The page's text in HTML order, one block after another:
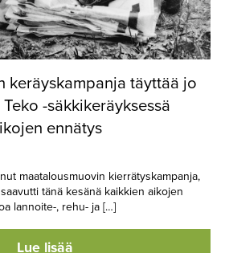
keräyskampanja täyttää jo
-säkkikeräyksessä
ennätys
maatalousmuovin kierrätyskampanja,
tänä kesänä kaikkien aikojen
lannoite-, rehu- ja […]
Lue lisää